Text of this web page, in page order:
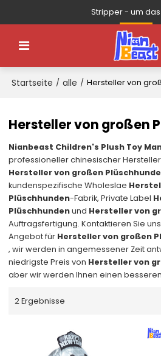
Stripper - um
Startseite / alle / Hersteller von
Hersteller von großen
Nianbeast Children's Plush Toy
professioneller chinesischer
Hersteller von großen
kundenspezifische Wholeslae
Plüschhunden-Fabrik, Private Label
Plüschhundenund Hersteller von
Auftragsfertigung. Kontaktieren Sie
Angebot für Hersteller von großen
, wir werden in angemessener Zeit
niedrigste Preis von Hersteller von
aber wir werden Ihnen einen
2 Ergebnisse